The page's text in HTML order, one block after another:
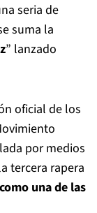
seria de
suma la
” lanzado
oficial de los
por medios
tercera rapera
una de las